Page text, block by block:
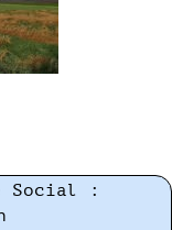
Social :